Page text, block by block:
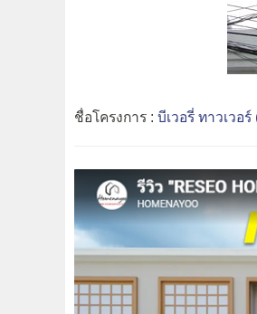
ชื่อโครงการ : บีเวอรี่ ทาวเวอ